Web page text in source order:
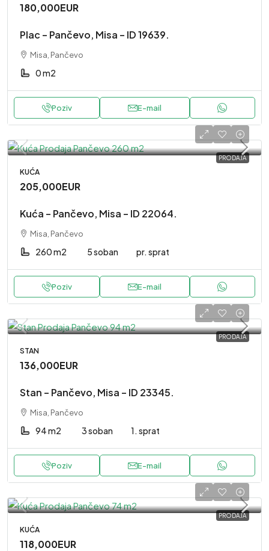
180,000EUR
Plac – Pančevo, Misa – ID 19639.
Misa, Pančevo
0 m2
Poziv E-mail
PRODAJA
KUĆA
205,000EUR
Kuća – Pančevo, Misa – ID 22064.
Misa, Pančevo
260 m2 5 soban pr. sprat
Poziv E-mail
PRODAJA
STAN
136,000EUR
Stan – Pančevo, Misa – ID 23345.
Misa, Pančevo
94 m2 3 soban 1. sprat
Poziv E-mail
PRODAJA
KUĆA
118,000EUR